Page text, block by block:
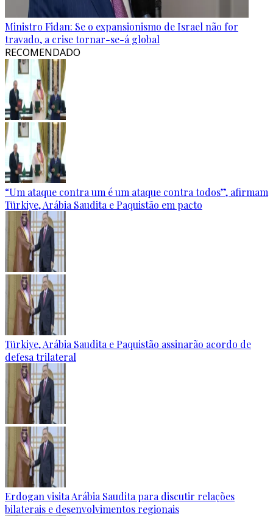
Ministro Fidan: Se o expansionismo de Israel não for
travado, a crise tornar-se-á global
RECOMENDADO
“Um ataque contra um é um ataque contra todos”, afirmam
Türkiye, Arábia Saudita e Paquistão em pacto
Türkiye, Arábia Saudita e Paquistão assinarão acordo de
defesa trilateral
Erdogan visita Arábia Saudita para discutir relações
bilaterais e desenvolvimentos regionais